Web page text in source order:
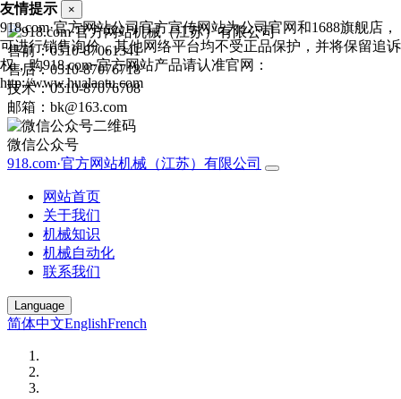
售前：0510-87061341
售后：0510-87076718
技术：0510-87076708
邮箱：bk@163.com
微信公众号
918.com·官方网站机械（江苏）有限公司
网站首页
关于我们
机械知识
机械自动化
联系我们
Language
简体中文EnglishFrench
友情提示 ×
918.com·官方网站公司官方宣传网站为公司官网和1688旗舰店，
可进行销售询价，其他网络平台均不受正品保护，并将保留追诉
权，购918.com·官方网站产品请认准官网：
http://www.hualaotu.com